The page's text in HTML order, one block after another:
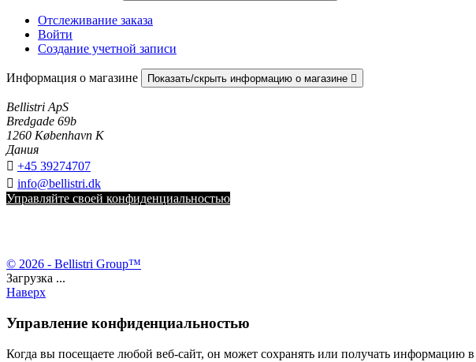
Отслеживание заказа
Войти
Создание учетной записи
Информация о магазине Показать/скрыть информацию о магазине 
Bellistri ApS
Bredgade 69b
1260 København K
Дания
 +45 39274707
 info@bellistri.dk
Управляйте своей конфиденциальностью
© 2026 - Bellistri Group™
Загрузка ...
Наверх
Управление конфиденциальностью
Когда вы посещаете любой веб-сайт, он может сохранять или получать информацию